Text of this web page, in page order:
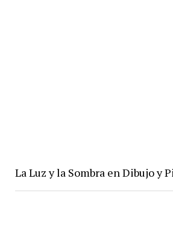
La Luz y la Sombra en Dibujo y